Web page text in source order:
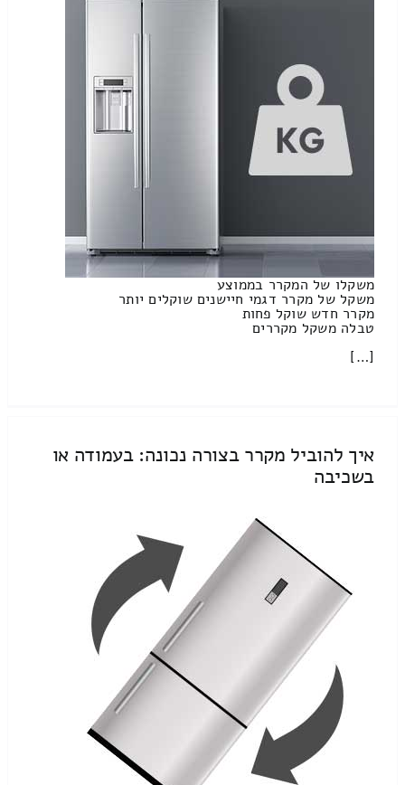
משקלו של המקרר בממוצע
משקל של מקרר דגמי חיישנים שוקלים יותר
מקרר חדש שוקל פחות
טבלה משקל מקררים
[…]
איך להוביל מקרר בצורה נכונה: בעמודה או
בשכיבה